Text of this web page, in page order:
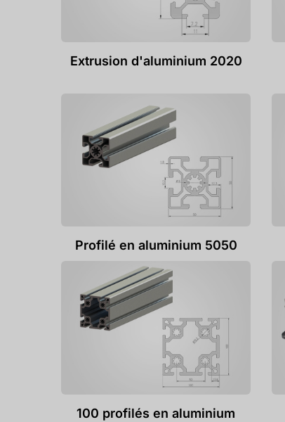
Extrusion d'aluminium 2020
Profilé en aluminium 5050
100 profilés en aluminium